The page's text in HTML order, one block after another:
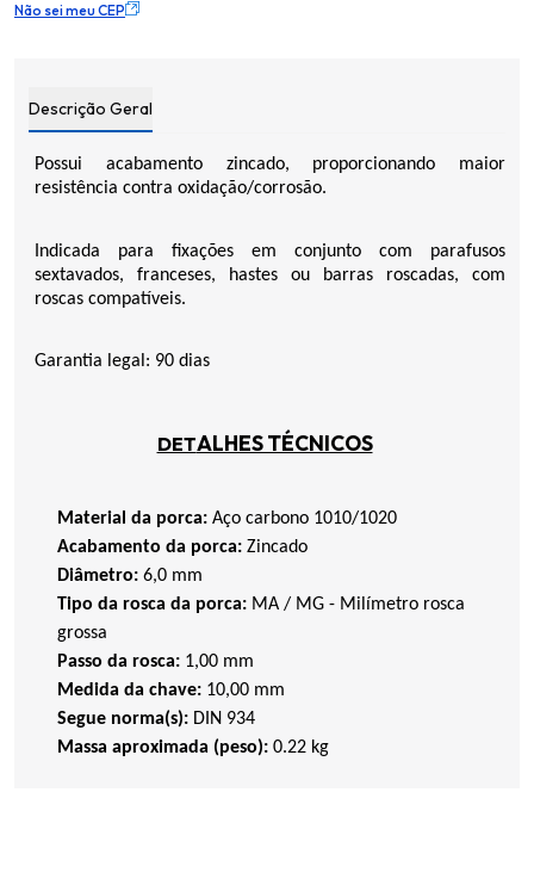
Não sei meu CEP
Descrição Geral
Possui acabamento zincado, proporcionando maior
resistência contra oxidação/corrosão.
Indicada para fixações em conjunto com parafusos
sextavados, franceses, hastes ou barras roscadas, com
roscas compatíveis.
Garantia legal: 90 dias
DETALHES TÉCNICOS
Material da porca: Aço carbono 1010/1020
Acabamento da porca: Zincado
Diâmetro: 6,0 mm
Tipo da rosca da porca: MA / MG - Milímetro rosca
grossa
Passo da rosca: 1,00 mm
Medida da chave: 10,00 mm
Segue norma(s): DIN 934
Massa aproximada (peso): 0.22 kg